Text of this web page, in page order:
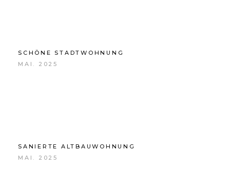
SCHÖNE STADTWOHNUNG
MAI. 2025
SANIERTE ALTBAUWOHNUNG
MAI. 2025